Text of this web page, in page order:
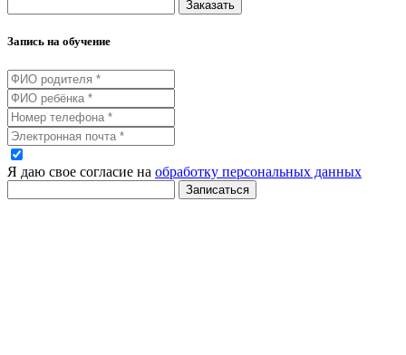
Заказать
Запись на обучение
Я даю свое согласие на обработку персональных данных
Записаться